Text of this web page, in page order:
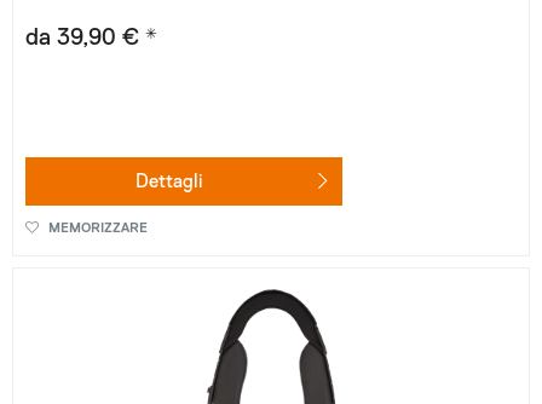
da 39,90 € *
Dettagli
MEMORIZZARE